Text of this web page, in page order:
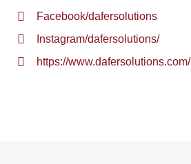
Facebook/dafersolutions
Instagram/dafersolutions/
https://www.dafersolutions.com/